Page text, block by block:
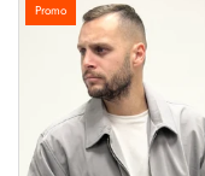
Promo